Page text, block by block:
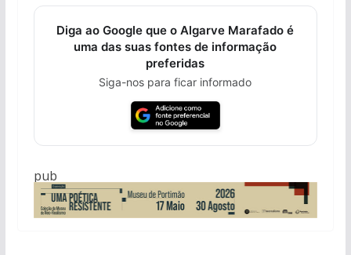
Diga ao Google que o Algarve Marafado é
uma das suas fontes de informação
preferidas
Siga-nos para ficar informado
pub